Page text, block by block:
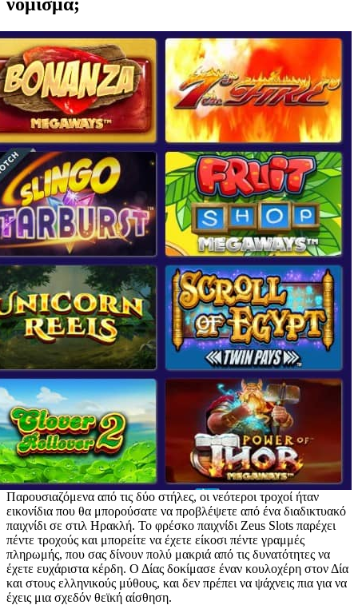
Παρουσιαζόμενα από τις δύο στήλες, οι νεότεροι τροχοί ήταν
εικονίδια που θα μπορούσατε να προβλέψετε από ένα διαδικτυακό
παιχνίδι σε στιλ Ηρακλή. Το φρέσκο ​​παιχνίδι Zeus Slots παρέχει
πέντε τροχούς και μπορείτε να έχετε είκοσι πέντε γραμμές
πληρωμής, που σας δίνουν πολύ μακριά από τις δυνατότητες να
έχετε ευχάριστα κέρδη. Ο Δίας δοκίμασε έναν κουλοχέρη στον Δία
και στους ελληνικούς μύθους, και δεν πρέπει να ψάχνεις πια για να
έχεις μια σχεδόν θεϊκή αίσθηση.